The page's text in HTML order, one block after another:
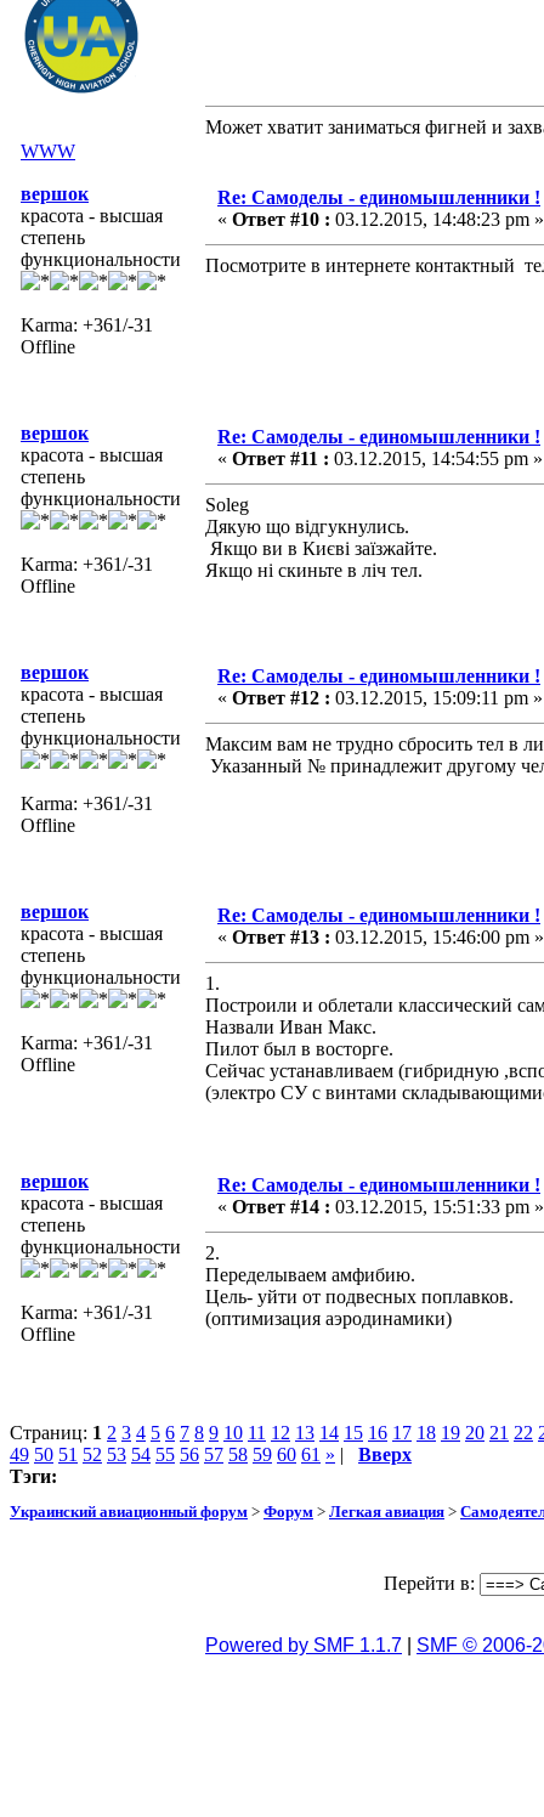
WWW
Может хватит заниматься фигней и
вершок
красота - высшая
степень
функциональности
Karma: +361/-31
Offline
Re: Самоделы - единомышленники !
« Ответ #10 : 03.12.2015, 14:48:23 pm »
Посмотрите в интернете контактный
вершок
красота - высшая
степень
функциональности
Karma: +361/-31
Offline
Re: Самоделы - единомышленники !
« Ответ #11 : 03.12.2015, 14:54:55 pm »
Soleg
Дякую що відгукнулись.
Якщо ви в Києві заїзжайте.
Якщо ні скиньте в ліч тел.
вершок
красота - высшая
степень
функциональности
Karma: +361/-31
Offline
Re: Самоделы - единомышленники !
« Ответ #12 : 03.12.2015, 15:09:11 pm »
Максим вам не трудно сбросить тел в
Указанный № принадлежит другому
вершок
красота - высшая
степень
функциональности
Karma: +361/-31
Offline
Re: Самоделы - единомышленники !
« Ответ #13 : 03.12.2015, 15:46:00 pm »
1.
Построили и облетали классический
Назвали Иван Макс.
Пилот был в восторге.
Сейчас устанавливаем (гибридную
(электро СУ с винтами
вершок
красота - высшая
степень
функциональности
Karma: +361/-31
Offline
Re: Самоделы - единомышленники !
« Ответ #14 : 03.12.2015, 15:51:33 pm »
2.
Переделываем амфибию.
Цель- уйти от подвесных поплавков.
(оптимизация аэродинамики)
Страниц: 1 2 3 4 5 6 7 8 9 10 11 12 13 14 15 16 17 18 19 20 21 22
49 50 51 52 53 54 55 56 57 58 59 60 61 » | Вверх
Тэги:
Украинский авиационный форум > Форум > Легкая авиация >
Перейти в:
Powered by SMF 1.1.7 SMF © 2006-